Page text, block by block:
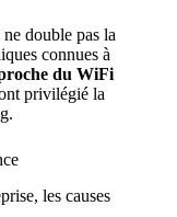
double pas la
connues à
du WiFi
privilégié la
les causes